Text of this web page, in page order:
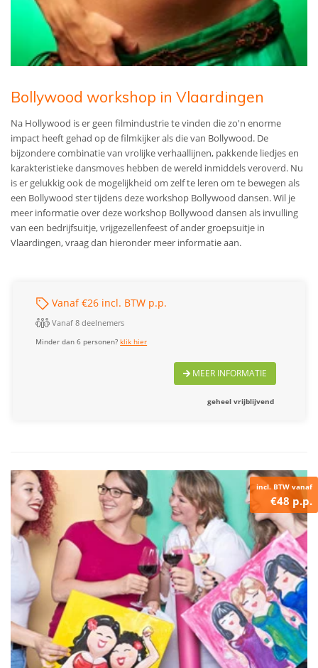
Bollywood workshop in Vlaardingen
Na Hollywood is er geen filmindustrie te vinden die zo'n enorme
impact heeft gehad op de filmkijker als die van Bollywood. De
bijzondere combinatie van vrolijke verhaallijnen, pakkende liedjes en
karakteristieke dansmoves hebben de wereld inmiddels veroverd. Nu
is er gelukkig ook de mogelijkheid om zelf te leren om te bewegen als
een Bollywood ster tijdens deze workshop Bollywood dansen. Wil je
meer informatie over deze workshop Bollywood dansen als invulling
van een bedrijfsuitje, vrijgezellenfeest of ander groepsuitje in
Vlaardingen, vraag dan hieronder meer informatie aan.
Vanaf €26 incl. BTW p.p.
Vanaf 8 deelnemers
Minder dan 6 personen?klik hier
MEER INFORMATIE
geheel vrijblijvend
incl. BTW vanaf
€48 p.p.